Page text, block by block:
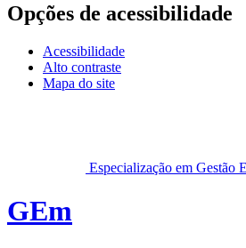
Opções de acessibilidade
Acessibilidade
Alto contraste
Mapa do site
Especialização em Gestão
GEm